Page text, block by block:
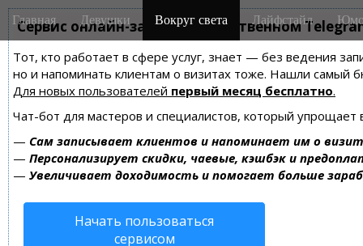
Сервис онлайн-записи на собственном
Тот, кто работает в сфере услуг, знает — без ведения
но и напоминать клиентам о визитах тоже. Нашли самый
Для новых пользователей первый месяц бесплатно.
Чат-бот для мастеров и специалистов, который упрощает
— Сам записывает клиентов и напоминает им о
— Персонализирует скидки, чаевые, кэшбэк и
— Увеличивает доходимость и помогает больше
Начать пользоваться
сервисом
M
a
n
m
e
n
u
i
Главная Девушки Вокруг света Лайфстайл